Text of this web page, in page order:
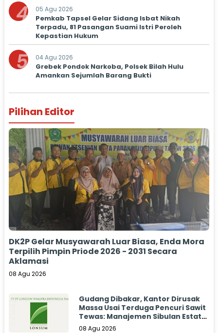
4 05 Agu 2026
Pemkab Tapsel Gelar Sidang Isbat Nikah
Terpadu, 81 Pasangan Suami Istri Peroleh
Kepastian Hukum
5 04 Agu 2026
Grebek Pondok Narkoba, Polsek Bilah Hulu
Amankan Sejumlah Barang Bukti
Pilihan Editor
DK2P Gelar Musyawarah Luar Biasa, Enda Mora
Terpilih Pimpin Priode 2026 - 2031 Secara
Aklamasi
08 Agu 2026
Gudang Dibakar, Kantor Dirusak
Massa Usai Terduga Pencuri Sawit
Tewas: Manajemen Sibulan Estate
Bungkam
08 Agu 2026